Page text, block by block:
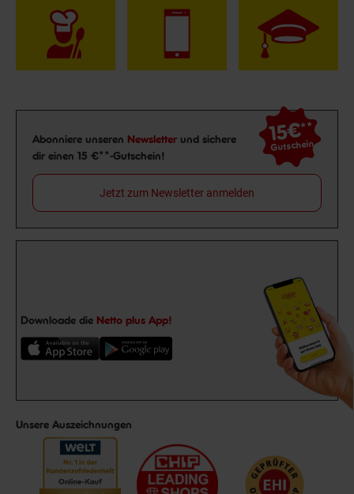
Newsletter Anmeldung
Abonniere unseren Newsletter und sichere
dir einen 15 €**-Gutschein!
15€**
Gutschein
Jetzt zum Newsletter anmelden
Downloade die Netto plus App!
Unsere Auszeichnungen